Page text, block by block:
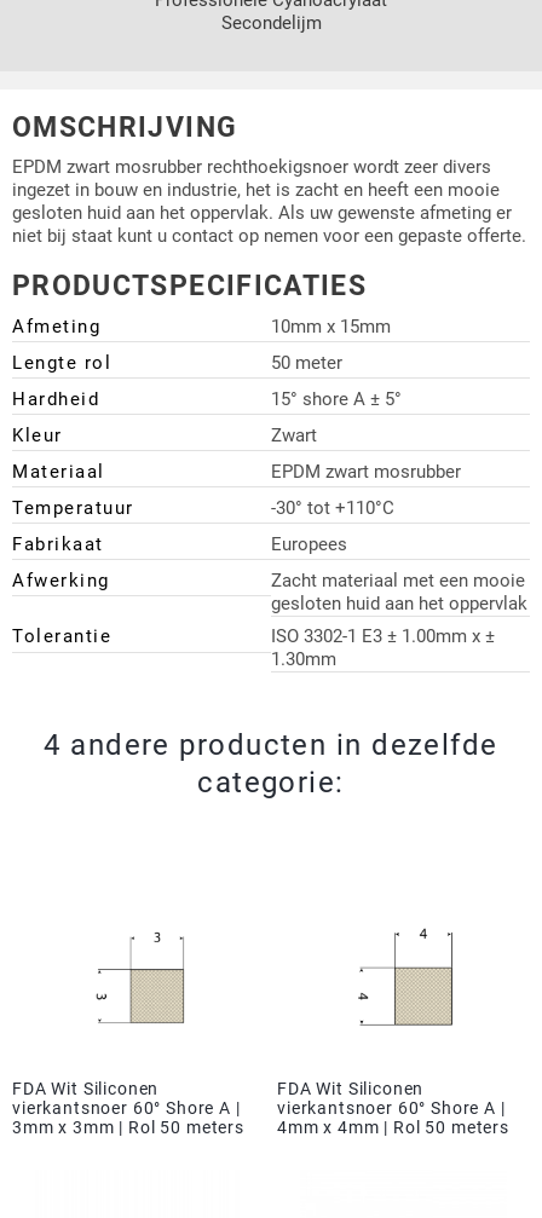
Secondelijm
OMSCHRIJVING
EPDM zwart mosrubber rechthoekigsnoer wordt zeer divers
ingezet in bouw en industrie, het is zacht en heeft een mooie
gesloten huid aan het oppervlak. Als uw gewenste afmeting er
niet bij staat kunt u contact op nemen voor een gepaste offerte.
PRODUCTSPECIFICATIES
Afmeting
10mm x 15mm
Lengte rol
50 meter
Hardheid
15° shore A ± 5°
Kleur
Zwart
Materiaal
EPDM zwart mosrubber
Temperatuur
-30° tot +110°C
Fabrikaat
Europees
Afwerking
Zacht materiaal met een mooie
gesloten huid aan het oppervlak
Tolerantie
ISO 3302-1 E3 ± 1.00mm x ±
1.30mm
4 andere producten in dezelfde
categorie:
FDA Wit Siliconen
vierkantsnoer 60° Shore A |
3mm x 3mm | Rol 50 meters
FDA Wit Siliconen
vierkantsnoer 60° Shore A |
4mm x 4mm | Rol 50 meters